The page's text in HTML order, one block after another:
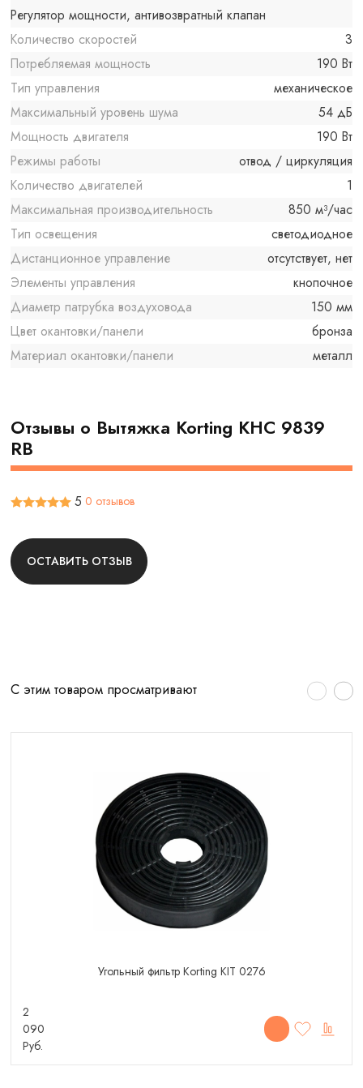
Регулятор мощности, антивозвратный клапан
Количество скоростей
3
Потребляемая мощность
190 Вт
Тип управления
механическое
Максимальный уровень шума
54 дБ
Мощность двигателя
190 Вт
Режимы работы
отвод / циркуляция
Количество двигателей
1
Максимальная производительность
850 м³/час
Тип освещения
светодиодное
Дистанционное управление
отсутствует, нет
Элементы управления
кнопочное
Диаметр патрубка воздуховода
150 мм
Цвет окантовки/панели
бронза
Материал окантовки/панели
металл
Отзывы о Вытяжка Korting KHC 9839
RB
5 0 отзывов
ОСТАВИТЬ ОТЗЫВ
С этим товаром просматривают
Угольный фильтр Korting KIT 0276
2
090
Руб.